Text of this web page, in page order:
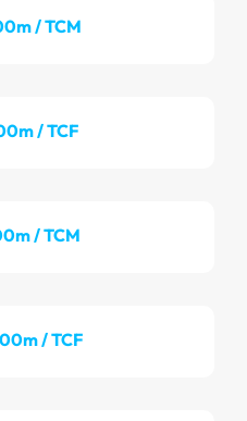
/ TCM
/ TCF
/ TCM
/ TCF